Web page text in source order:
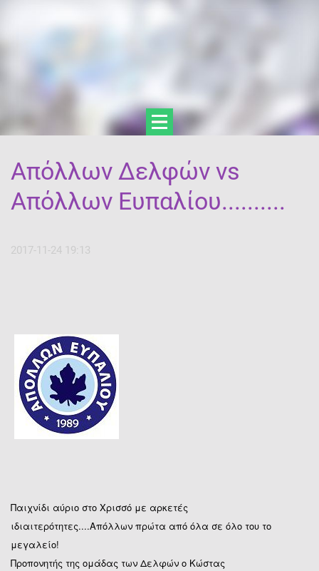
Απόλλων Δελφών vs
Απόλλων Ευπαλίου..........
2017-11-24 19:13
Παιχνίδι αύριο στο Χρισσό με αρκετές
ιδιαιτερότητες....Απόλλων πρώτα από όλα σε όλο του το
μεγαλείο!
Προπονητής της ομάδας των Δελφών ο Κώστας